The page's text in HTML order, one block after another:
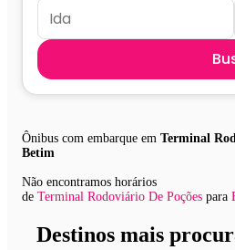
Ônibus com embarque em Terminal
Betim
Não encontramos horários
de Terminal Rodoviário De Poções para
Destinos mais